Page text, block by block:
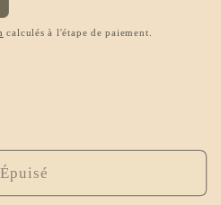
calculés à l'étape de paiement.
Épuisé